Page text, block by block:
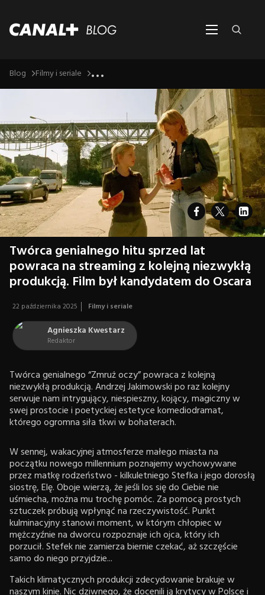
Blog Filmy i seriale ...
Twórca genialnego hitu sprzed lat
powraca na streaming z kolejną niezwykłą
produkcją. Film był kandydatem do Oscara
22 października 2025 Filmy i seriale
Agnieszka Kwestarz
Redaktor
Twórca genialnego “Zmruż oczy” powraca z kolejną
niezwykłą produkcją. Andrzej Jakimowski po raz kolejny
serwuje nam intrygujący, niespieszny, kojący, magiczny w
swej prostocie i poetyckiej estetyce komediodramat,
którego ogromna siła tkwi w bohaterach.
W sennej, wakacyjnej atmosferze małego miasta na
początku nowego millennium poznajemy wychowywane
przez matkę rodzeństwo - kilkuletniego Stefka i jego dorosłą
siostrę, Elę. Oboje wierzą, że jeśli los się do Ciebie nie
uśmiecha, można mu trochę pomóc. Za pomocą prostych
sztuczek próbują wpłynąć na rzeczywistość. Punkt
kulminacyjny stanowi moment, w którym chłopiec w
mężczyźnie na dworcu rozpoznaje ich ojca, który ich
porzucił. Stefek nie zamierza biernie czekać, aż szczęście
samo do niego przyjdzie...
Takich klimatycznych produkcji zdecydowanie brakuje w